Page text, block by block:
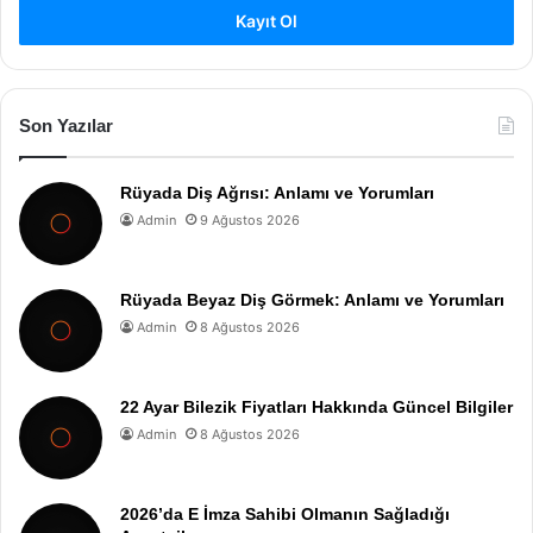
Kayıt Ol
Son Yazılar
Rüyada Diş Ağrısı: Anlamı ve Yorumları
Admin 9 Ağustos 2026
Rüyada Beyaz Diş Görmek: Anlamı ve Yorumları
Admin 8 Ağustos 2026
22 Ayar Bilezik Fiyatları Hakkında Güncel Bilgiler
Admin 8 Ağustos 2026
2026’da E İmza Sahibi Olmanın Sağladığı